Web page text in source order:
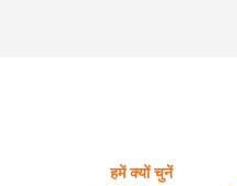
हमें क्यों चुनें